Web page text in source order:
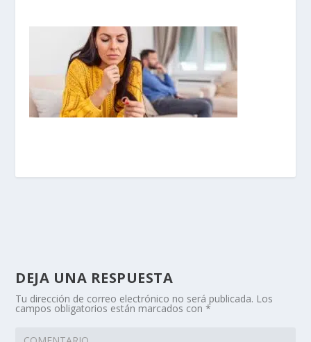
DEJA UNA RESPUESTA
Tu dirección de correo electrónico no será publicada. Los
campos obligatorios están marcados con*